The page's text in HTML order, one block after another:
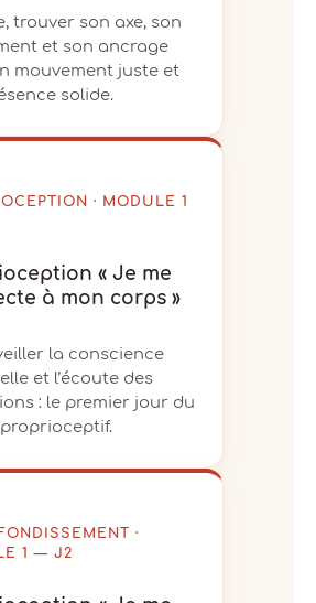
trouver son axe, son
et son ancrage
mouvement juste et
solide.
· MODULE 1
« Je me
à mon corps »
la conscience
et l’écoute des
: le premier jour du
·
1 — J2